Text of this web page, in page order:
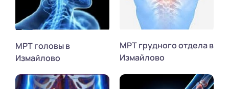
МРТ головы в
Измайлово
МРТ грудного отдела в
Измайлово